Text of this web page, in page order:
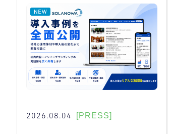
2026.08.04 [PRESS]